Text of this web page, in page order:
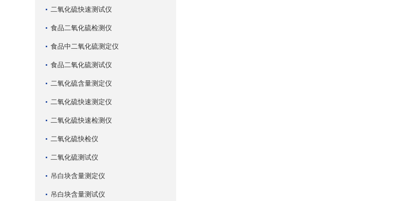
二氧化硫快速测试仪
食品二氧化硫检测仪
食品中二氧化硫测定仪
食品二氧化硫测试仪
二氧化硫含量测定仪
二氧化硫快速测定仪
二氧化硫快速检测仪
二氧化硫快检仪
二氧化硫测试仪
吊白块含量测定仪
吊白块含量测试仪